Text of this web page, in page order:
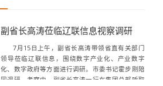
副省长高涛莅临辽联信息视察调研
7月15日上午，副省长高涛带领省直有关部门
领导莅临辽联信息，围绕数字产业化、产业数字
化、数字政府等方面进行调研。市委书记霍步刚陪
同调研。考察中，副省长高涛一行在集团总部听取